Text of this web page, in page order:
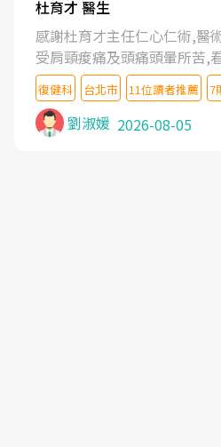
杜育才 醫生
感謝杜育才主任仁心仁術,醫
受肩頸痠痛及頭痛頭暈所苦,
檢查,也嘗試過西醫打針,中醫
沒有用,後來連吃到嗎啡類止
症狀,沒多久就痛起來,多年失
台灣親友介紹忠孝醫院杜育
復健科 台北市 11位讀者推薦 7
劉淑媛 2026-08-05